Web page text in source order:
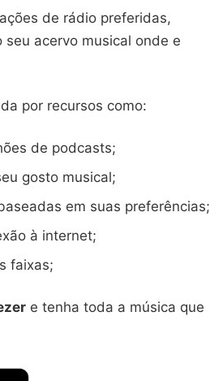
de rádio preferidas,
acervo musical onde e
por recursos como:
de podcasts;
gosto musical;
em suas preferências;
à internet;
faixas;
e tenha toda a música que